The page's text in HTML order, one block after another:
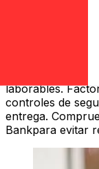
Los tiempos de
laborables.
controles de
entrega.
Bankpara evitar